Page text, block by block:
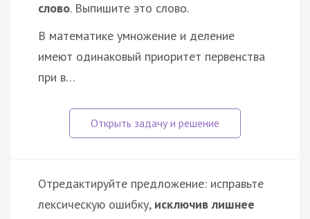
слово. Выпишите это слово.
В математике умножение и деление
имеют одинаковый приоритет первенства
при в…
Отредактируйте предложение: исправьте
лексическую ошибку, исключив лишнее